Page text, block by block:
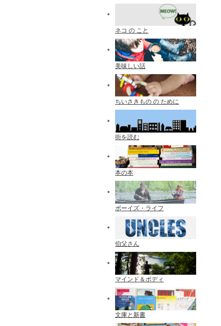
ネコ の こと
美味しい話
ちいさきもの の ために
街を読む
本の本
ボーイズ・ライフ
伯父さん
マインド＆ボディ
文庫と新書